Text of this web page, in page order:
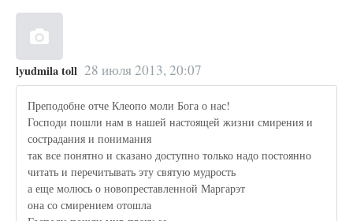
lyudmila toll 28 июля 2013, 20:07
Преподобне отче Клеопо моли Бога о нас!
Господи пошли нам в нашей настоящей жизни смирения и
сострадания и понимания
так все понятно и сказано доступно только надо постоянно
читать и перечитывать эту святую мудрость
а еще молюсь о новопреставленной Маргарэт
она со смирением отошла